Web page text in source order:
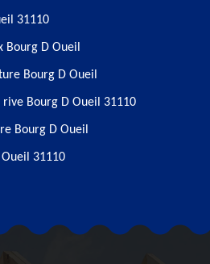
31110
Bourg D Oueil
Bourg D Oueil
Bourg D Oueil 31110
Bourg D Oueil
31110